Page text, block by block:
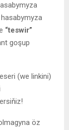
“teswir”
goşup
(we linkini)
öz